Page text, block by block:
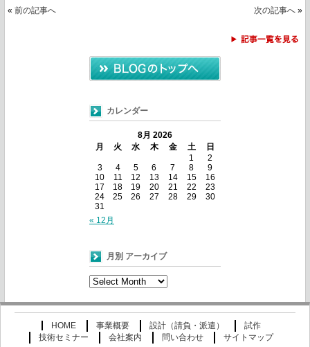
«前の記事へ 次の記事へ»
カレンダー
8月 2026
月
火 水 木 金 土
日
1
2
3
4 5 6 7 8
9
10
11 12 13 14 15
16
17
18 19 20 21 22
23
24
25 26 27 28 29
30
31
« 12月
月別 アーカイブ
月
別
ア
ー
カ
HOME 事業概要 設計（請負・派遣）
試作
技術セミナー
会社案内 問い合わせ サイトマップ